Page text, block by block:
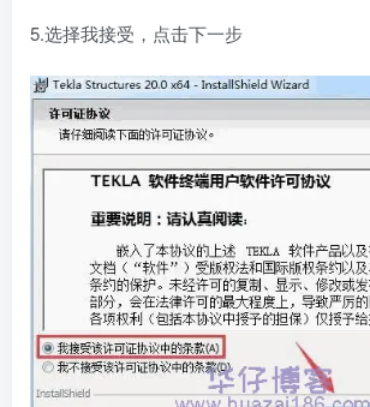
5.选择我接受，点击下一步